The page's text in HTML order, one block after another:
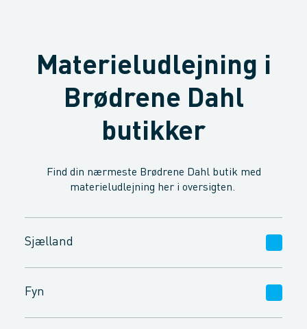
Materieludlejning i
Brødrene Dahl
butikker
Find din nærmeste Brødrene Dahl butik med
materieludlejning her i oversigten.
Sjælland
Amager Gentofte Slagelse
Fyn